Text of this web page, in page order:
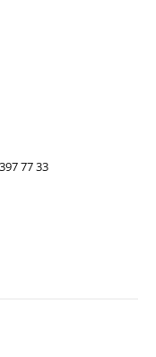
77 33